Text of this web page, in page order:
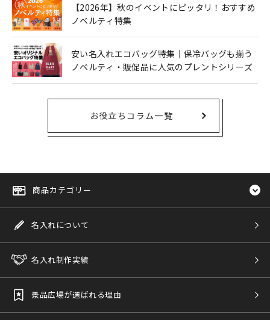
【2026年】秋のイベントにピッタリ！おすすめ
ノベルティ特集
安い名入れエコバッグ特集｜保冷バッグも揃う
ノベルティ・販促品に人気のプレントシリーズ
お役立ちコラム一覧
商品カテゴリー
名入れについて
名入れ制作実績
景品広場が選ばれる理由